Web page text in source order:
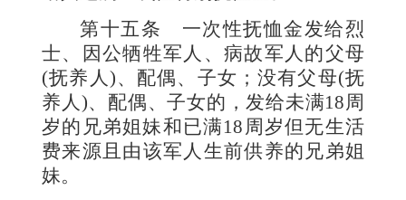
第十五条 一次性抚恤金发给烈
士、因公牺牲军人、病故军人的父母
(抚养人 )、配偶、子女；没有父母(抚
养人 )、配偶、子女的，发给未满18周
岁的兄弟姐妹和已满18 周岁但无生活
费来源且由该军人生前供养的兄弟姐
妹。